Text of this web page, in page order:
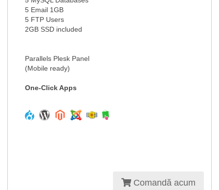
5 Email 1GB
5 FTP Users
2GB SSD included
Parallels Plesk Panel
(Mobile ready)
One-Click Apps
Comandă acum